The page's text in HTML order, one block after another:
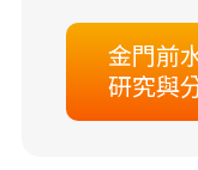
金門前
研究與